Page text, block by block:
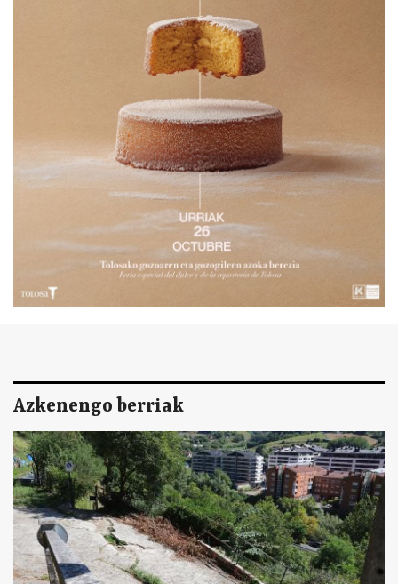
Azkenengo berriak